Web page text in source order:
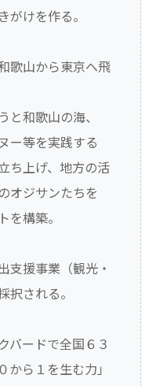
がけを作る。
歌山から東京へ飛
と和歌山の海、
ー等を実践する
ち上げ、地方の活
オジサンたちを
を構築。
支援事業（観光・
択される。
バードで全国６３
から１を生む力」